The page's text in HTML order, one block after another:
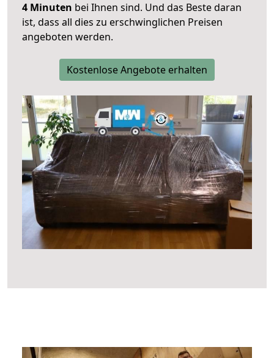
4 Minuten bei Ihnen sind. Und das Beste daran
ist, dass all dies zu erschwinglichen Preisen
angeboten werden.
Kostenlose Angebote erhalten